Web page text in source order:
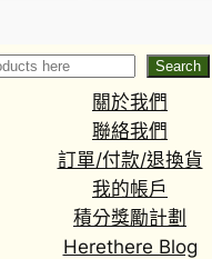
Search
關於我們
聯絡我們
訂單/付款/退換貨
我的帳戶
積分獎勵計劃
Herethere Blog